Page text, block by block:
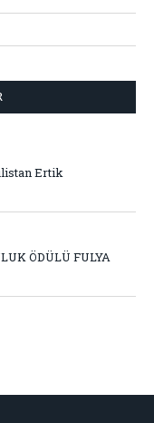
Ertik
ÖDÜLÜ FULYA